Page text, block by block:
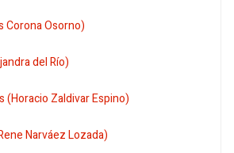
Corona Osorno)
del Río)
(Horacio Zaldivar Espino)
Narváez Lozada)